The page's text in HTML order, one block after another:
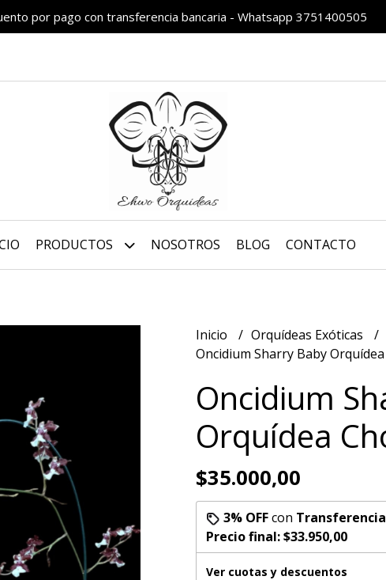
por pago con transferencia bancaria - Whatsapp 3751400505
PRODUCTOS NOSOTROS BLOG CONTACTO
Inicio Orquídeas Exóticas
Oncidium Sharry Baby
Oncidium
Orquídea
$35.000,00
3% OFFcon Transferencia
Precio final:$33.950,00
Ver cuotas y descuentos